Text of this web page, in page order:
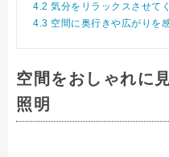
4.2 気分をリラックスさせて
4.3 空間に奥行きや広がりを
空間をおしゃれに
照明